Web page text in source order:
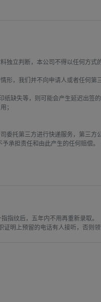
独立判断，本公司不得以任何方式
，我们并不向申请人或者任何第
纸缺失等，则可能会产生延迟出签
；
委托第三方进行快递服务，第三方
承担责任和由此产生的任何赔偿。
指纹后，五年内不用再重新录取。
明上预留的电话有人接听，否则